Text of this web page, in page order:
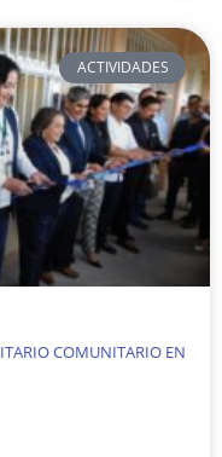
ACTIVIDADES
COMUNITARIO EN